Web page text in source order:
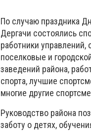
По случаю праздника
Дергачи состоялись
работники управлений,
поселковые и
заведений района,
спорта, лучшие
многие другие
Руководство района
заботу о детях,